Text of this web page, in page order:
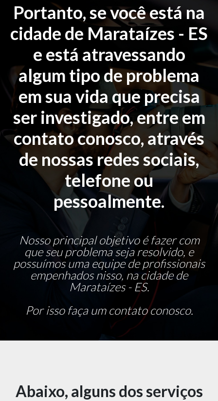
Portanto, se você está na
cidade de Marataízes - ES
e está atravessando
algum tipo de problema
em sua vida que precisa
ser investigado, entre em
contato conosco, através
de nossas redes sociais,
telefone ou
pessoalmente.
Nosso principal objetivo é fazer com
que seu problema seja resolvido, e
possuímos uma equipe de profissionais
empenhados nisso, na cidade de
Marataízes - ES.
Por isso faça um contato conosco.
Abaixo, alguns dos serviços